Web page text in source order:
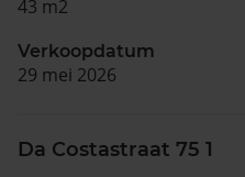
43 m2
Verkoopdatum
29 mei 2026
Da Costastraat 75 1